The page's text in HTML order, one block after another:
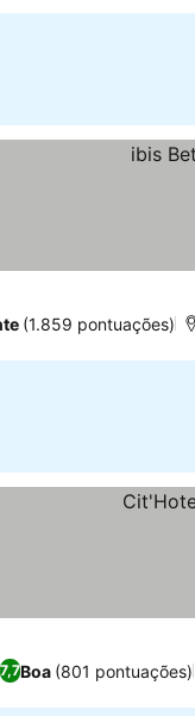
(1.859 pontuações)
7,7Boa (801 pontuações)